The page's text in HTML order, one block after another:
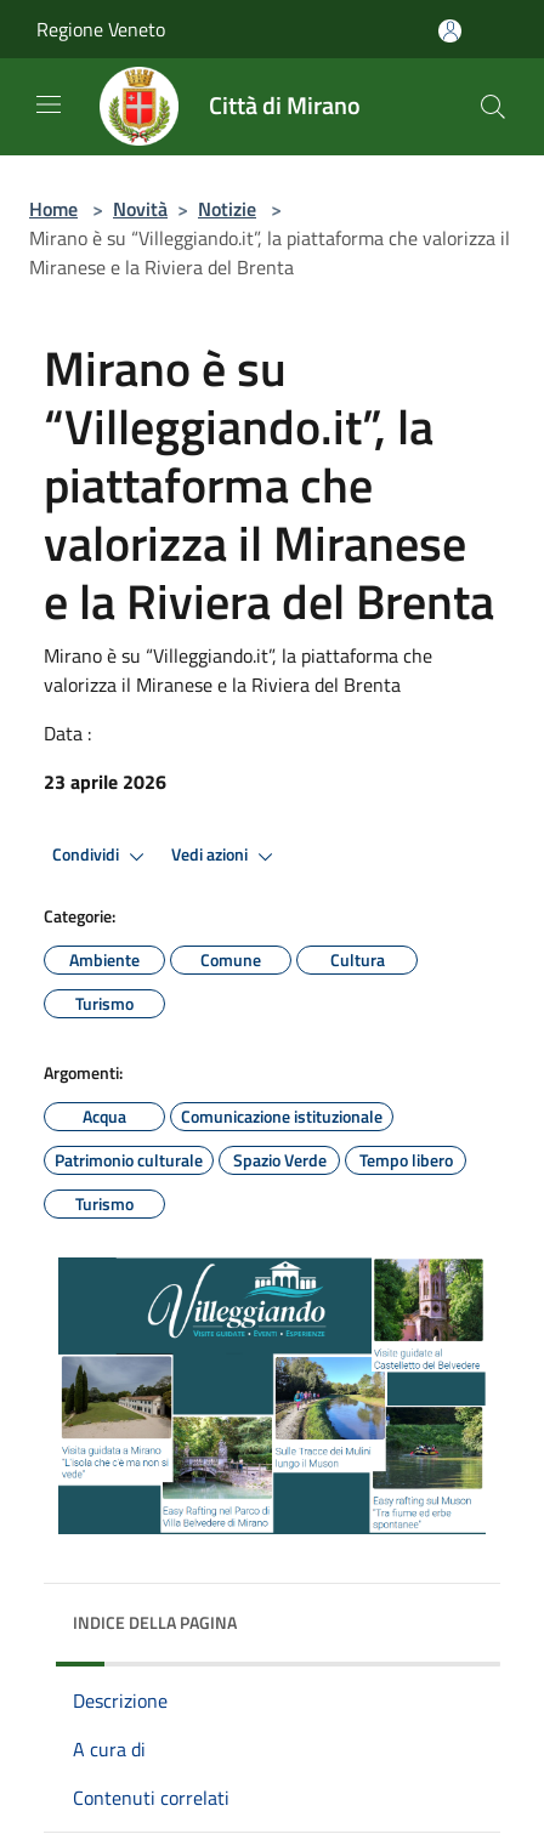
Regione Veneto
Città di Mirano
Home > Novità > Notizie >
Mirano è su “Villeggiando.it”, la piattaforma che valorizza il
Miranese e la Riviera del Brenta
Mirano è su
“Villeggiando.it”, la
piattaforma che
valorizza il Miranese
e la Riviera del Brenta
Mirano è su “Villeggiando.it”, la piattaforma che
valorizza il Miranese e la Riviera del Brenta
Data :
23 aprile 2026
Condividi Vedi azioni
Categorie:
Ambiente
Comune
Cultura
Turismo
Argomenti:
Acqua
Comunicazione istituzionale
Patrimonio culturale
Spazio Verde
Tempo libero
Turismo
INDICE DELLA PAGINA
Descrizione
A cura di
Contenuti correlati